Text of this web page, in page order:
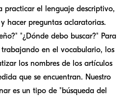
practicar el lenguaje descriptivo,
hacer preguntas aclaratorias.
"¿Dónde debo buscar?" Para
trabajando en el vocabulario, los
los nombres de los artículos
que se encuentran. Nuestro
es un tipo de "búsqueda del